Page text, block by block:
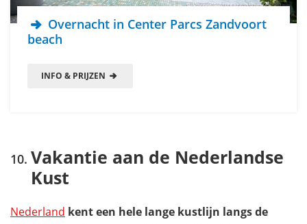
Overnacht in Center Parcs Zandvoort
beach
INFO & PRIJZEN
Vakantie aan de Nederlandse
Kust
Nederland kent een hele lange kustlijn langs de